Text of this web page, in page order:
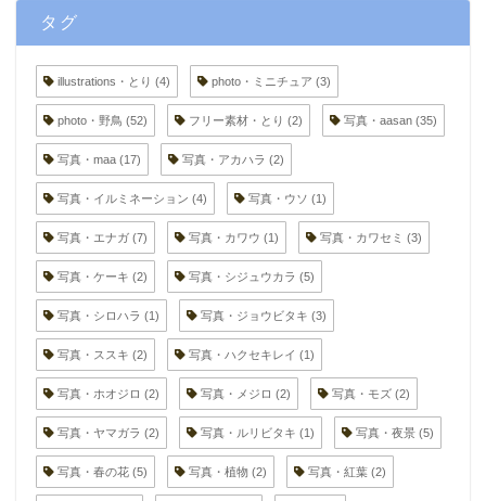
タグ
illustrations・とり (4) photo・ミニチュア (3)
photo・野鳥 (52) フリー素材・とり (2) 写真・aasan (35)
写真・maa (17) 写真・アカハラ (2)
写真・イルミネーション (4) 写真・ウソ (1)
写真・エナガ (7) 写真・カワウ (1) 写真・カワセミ (3)
写真・ケーキ (2) 写真・シジュウカラ (5)
写真・シロハラ (1) 写真・ジョウビタキ (3)
写真・ススキ (2) 写真・ハクセキレイ (1)
写真・ホオジロ (2) 写真・メジロ (2) 写真・モズ (2)
写真・ヤマガラ (2) 写真・ルリビタキ (1) 写真・夜景 (5)
写真・春の花 (5) 写真・植物 (2) 写真・紅葉 (2)